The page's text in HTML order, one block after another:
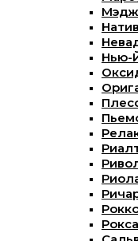
Нью-